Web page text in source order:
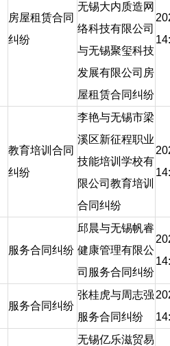
房屋租赁合同
纠纷
无锡大内质造网
络科技有限公司
与无锡聚玺科技
发展有限公司房
屋租赁合同纠纷
教育培训合同
纠纷
李艳与无锡市梁
溪区新征程职业
技能培训学校有
限公司教育培训
合同纠纷
服务合同纠纷
邱晨与无锡帆睿
健康管理有限公
司服务合同纠纷
服务合同纠纷
张桂虎与周志强
服务合同纠纷
无锡亿乐滋贸易